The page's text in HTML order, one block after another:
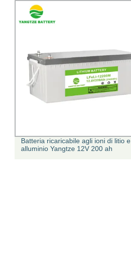
Batteria ricaricabile agli ioni di litio e
alluminio Yangtze 12V 200 ah